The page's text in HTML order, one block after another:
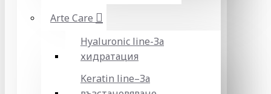
Arte Care
Hyaluronic line-За
хидратация
Keratin line–За